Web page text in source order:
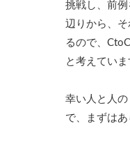
挑戦し、前
辺りから、
るので、
と考えていま
幸い人と人
で、まずはあ